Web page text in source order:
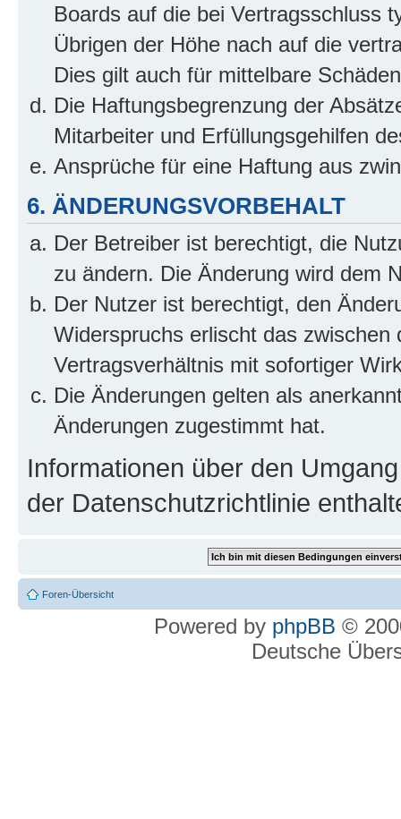
Boards auf die bei Vertragsschluss
Übrigen der Höhe nach auf die
Dies gilt auch für mittelbare
Die Haftungsbegrenzung der
Mitarbeiter und Erfüllungsgehilfen
Ansprüche für eine Haftung aus
6. ÄNDERUNGSVORBEHALT
Der Betreiber ist berechtigt, die
zu ändern. Die Änderung wird dem
Der Nutzer ist berechtigt, den
Widerspruchs erlischt das
Vertragsverhältnis mit sofortiger
Die Änderungen gelten als
Änderungen zugestimmt hat.
Informationen über den
der Datenschutzrichtlinie
Foren-Übersicht
Powered by phpBB ©
Deutsche